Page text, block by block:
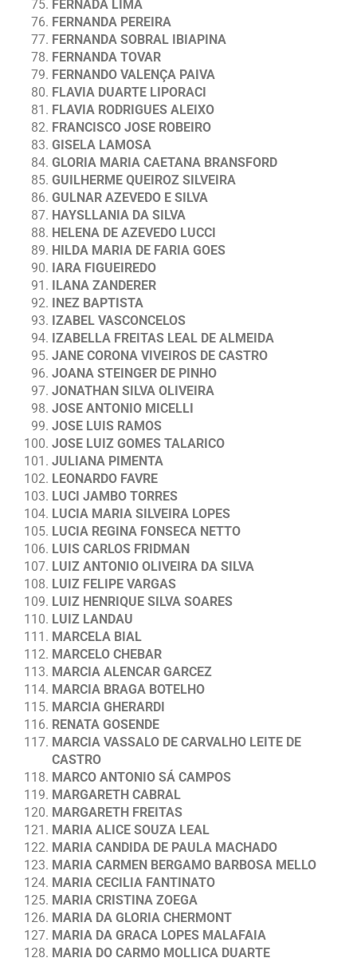
FERNADA LIMA
FERNANDA PEREIRA
FERNANDA SOBRAL IBIAPINA
FERNANDA TOVAR
FERNANDO VALENÇA PAIVA
FLAVIA DUARTE LIPORACI
FLAVIA RODRIGUES ALEIXO
FRANCISCO JOSE ROBEIRO
GISELA LAMOSA
GLORIA MARIA CAETANA BRANSFORD
GUILHERME QUEIROZ SILVEIRA
GULNAR AZEVEDO E SILVA
HAYSLLANIA DA SILVA
HELENA DE AZEVEDO LUCCI
HILDA MARIA DE FARIA GOES
IARA FIGUEIREDO
ILANA ZANDERER
INEZ BAPTISTA
IZABEL VASCONCELOS
IZABELLA FREITAS LEAL DE ALMEIDA
JANE CORONA VIVEIROS DE CASTRO
JOANA STEINGER DE PINHO
JONATHAN SILVA OLIVEIRA
JOSE ANTONIO MICELLI
JOSE LUIS RAMOS
JOSE LUIZ GOMES TALARICO
JULIANA PIMENTA
LEONARDO FAVRE
LUCI JAMBO TORRES
LUCIA MARIA SILVEIRA LOPES
LUCIA REGINA FONSECA NETTO
LUIS CARLOS FRIDMAN
LUIZ ANTONIO OLIVEIRA DA SILVA
LUIZ FELIPE VARGAS
LUIZ HENRIQUE SILVA SOARES
LUIZ LANDAU
MARCELA BIAL
MARCELO CHEBAR
MARCIA ALENCAR GARCEZ
MARCIA BRAGA BOTELHO
MARCIA GHERARDI
RENATA GOSENDE
MARCIA VASSALO DE CARVALHO LEITE DE
CASTRO
MARCO ANTONIO SÁ CAMPOS
MARGARETH CABRAL
MARGARETH FREITAS
MARIA ALICE SOUZA LEAL
MARIA CANDIDA DE PAULA MACHADO
MARIA CARMEN BERGAMO BARBOSA MELLO
MARIA CECILIA FANTINATO
MARIA CRISTINA ZOEGA
MARIA DA GLORIA CHERMONT
MARIA DA GRACA LOPES MALAFAIA
MARIA DO CARMO MOLLICA DUARTE